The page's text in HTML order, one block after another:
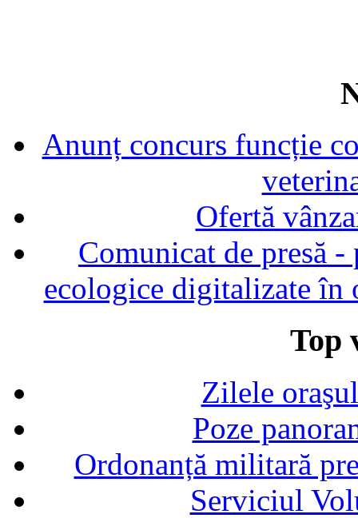
Anunț concurs funcție
Ofertă
Comunicat de presă
ecologice digitalizate în
Top
Zilele
Poze
Ordonanță militară
Serviciul